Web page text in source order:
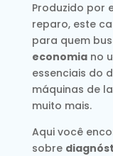
Produzido por
reparo, este
para quem
economiano
essenciais do
máquinas de
muito mais.
Aqui você
sobre